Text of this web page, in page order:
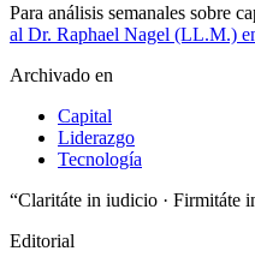
Para análisis semanales sobre
al Dr. Raphael Nagel (LL.M.)
Archivado en
Capital
Liderazgo
Tecnología
“Claritáte in iudicio · Firmitáte
Editorial